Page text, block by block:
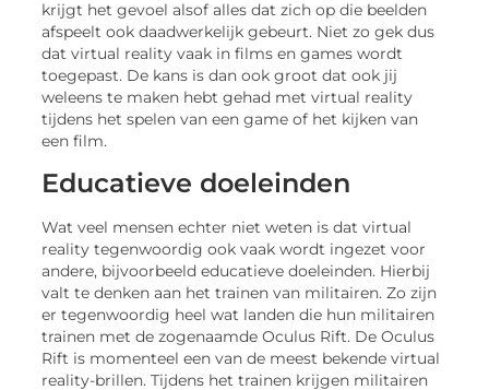
krijgt het gevoel alsof alles dat zich op die beelden
afspeelt ook daadwerkelijk gebeurt. Niet zo gek dus
dat virtual reality vaak in films en games wordt
toegepast. De kans is dan ook groot dat ook jij
weleens te maken hebt gehad met virtual reality
tijdens het spelen van een game of het kijken van
een film.
Educatieve doeleinden
Wat veel mensen echter niet weten is dat virtual
reality tegenwoordig ook vaak wordt ingezet voor
andere, bijvoorbeeld educatieve doeleinden. Hierbij
valt te denken aan het trainen van militairen. Zo zijn
er tegenwoordig heel wat landen die hun militairen
trainen met de zogenaamde Oculus Rift. De Oculus
Rift is momenteel een van de meest bekende virtual
reality-brillen. Tijdens het trainen krijgen militairen